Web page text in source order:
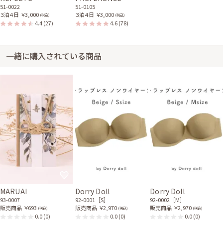
51-0022
３泊４日 ￥3,000 (税込)
4.4(27)
51-0105
３泊４日 ￥3,000 (税込)
4.6(78)
一緒に購入されている商品
MARUAI
93-0007
販売商品 ￥693 (税込)
0.0(0)
Dorry Doll
92-0001［S］
販売商品 ￥2,970 (税込)
0.0(0)
Dorry Doll
92-0002［M］
販売商品 ￥2,970 (税込)
0.0(0)